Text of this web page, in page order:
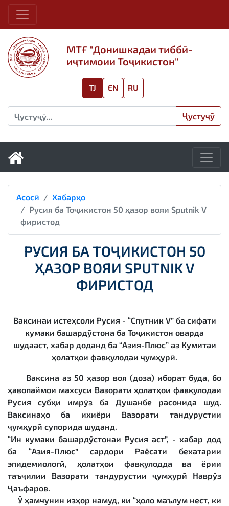
МТҒ "Донишкадаи тиббӣ-
иҷтимоии Тоҷикистон"
Ҷустуҷӯ
TJ RU
EN
Асосӣ
Хабарҳо
Русия ба Тоҷикистон 50 ҳазор вояи Sputnik V
фиристод
РУСИЯ БА ТОҶИКИСТОН 50
ҲАЗОР ВОЯИ SPUTNIK V
ФИРИСТОД
Ваксинаи истеҳсоли Русия - “Спутник V” ба сифати
кумаки башардӯстона ба Тоҷикистон оварда
шудааст, хабар доданд ба “Азия-Плюс” аз Кумитаи
ҳолатҳои фавқулодаи ҷумҳурӣ.
Ваксина аз 50 ҳазор воя (доза) иборат буда, бо
ҳавопаймои махсуси Вазорати ҳолатҳои фавқулодаи
Русия субҳи имрӯз ба Душанбе расонида шуд.
Ваксинаҳо ба ихиёри Вазорати тандурустии
ҷумҳурӣ супорида шуданд.
“Ин кумаки башардӯстонаи Русия аст”, - хабар дод
ба “Азия-Плюс” сардори Раёсати бехатарии
эпидемиологӣ, ҳолатҳои фавқулодда ва ёрии
таъҷилии Вазорати тандурустии ҷумҳурӣ Наврӯз
Ҷаъфаров.
Ӯ ҳамчунин изҳор намуд, ки “ҳоло маълум нест, ки